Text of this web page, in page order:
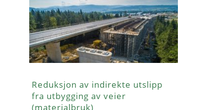
Reduksjon av indirekte utslipp
fra utbygging av veier
(materialbruk)